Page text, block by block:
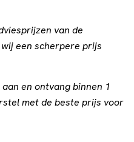
van de
een scherpere prijs
en ontvang binnen 1
met de beste prijs voor